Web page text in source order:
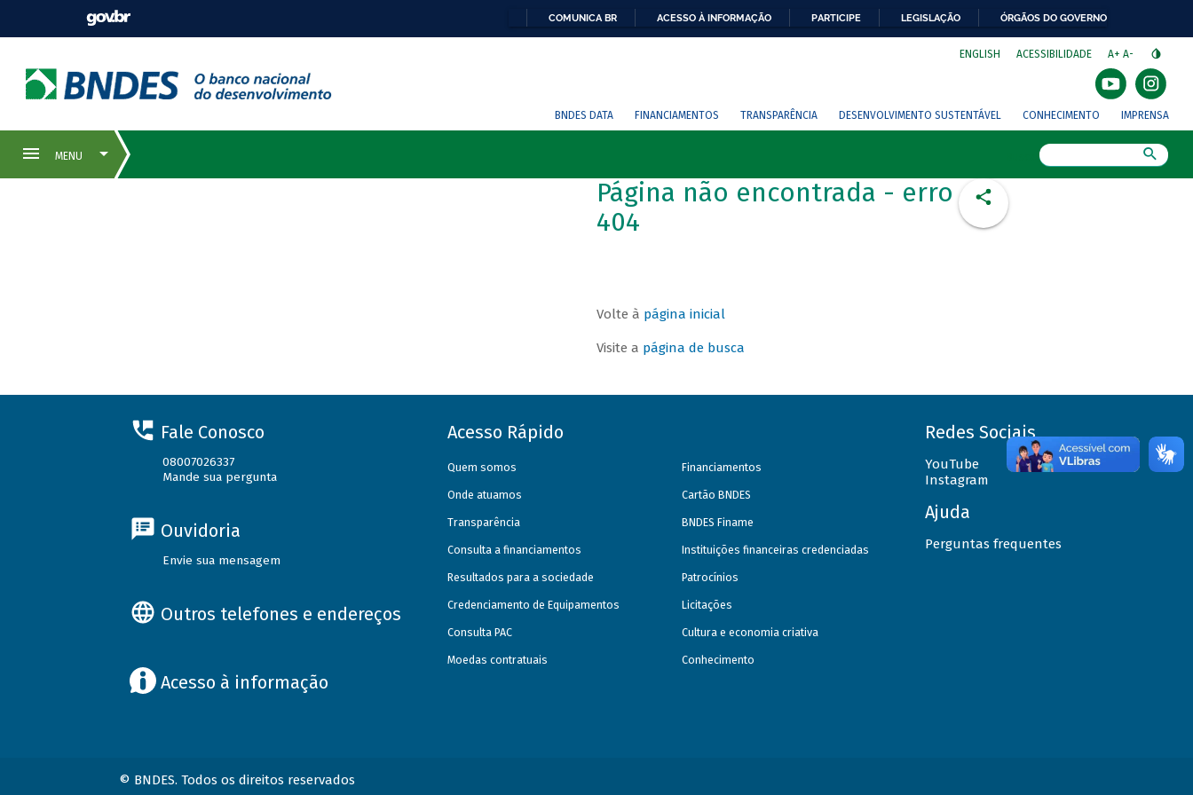
COMUNICA BR ACESSO À INFORMAÇÃO PARTICIPE LEGISLAÇÃO ÓRGÃOS DO GOVERNO
ENGLISH ACESSIBILIDADE A+ A-
BNDES DATA FINANCIAMENTOS TRANSPARÊNCIA DESENVOLVIMENTO SUSTENTÁVEL CONHECIMENTO IMPRENSA
Página não encontrada - erro
404
Volte à página inicial
Visite a página de busca
Fale Conosco
08007026337
Mande sua pergunta
Ouvidoria
Envie sua mensagem
Outros telefones e endereços
Acesso à informação
Acesso Rápido
Quem somos
Onde atuamos
Transparência
Consulta a financiamentos
Resultados para a sociedade
Credenciamento de Equipamentos
Consulta PAC
Moedas contratuais
Financiamentos
Cartão BNDES
BNDES Finame
Instituições financeiras credenciadas
Patrocínios
Licitações
Cultura e economia criativa
Conhecimento
Redes Sociais
YouTube
Instagram
Ajuda
Perguntas frequentes
© BNDES. Todos os direitos reservados